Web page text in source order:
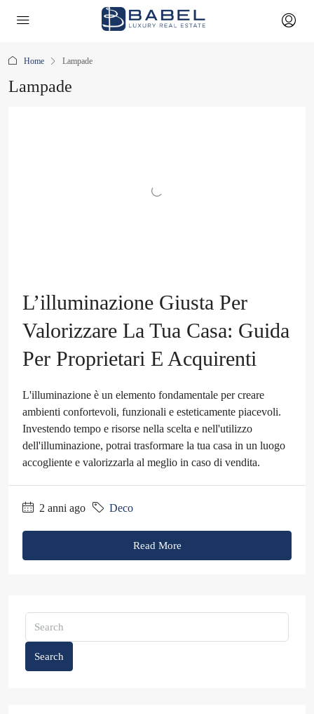
Home Lampade
Lampade
L’illuminazione Giusta Per
Valorizzare La Tua Casa: Guida
Per Proprietari E Acquirenti
L'illuminazione è un elemento fondamentale per creare
ambienti confortevoli, funzionali e esteticamente piacevoli.
Investendo tempo e risorse nella scelta e nell'utilizzo
dell'illuminazione, potrai trasformare la tua casa in un luogo
accogliente e valorizzarla al meglio in caso di vendita.
2 anni ago Deco
Read More
Search